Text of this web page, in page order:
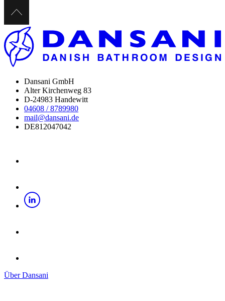
Dansani GmbH
Alter Kirchenweg 83
D-24983 Handewitt
04608 / 8789980
mail@dansani.de
DE812047042
Über Dansani